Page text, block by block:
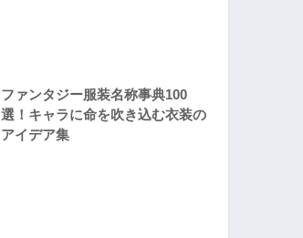
ファンタジー服装名称事典100
選！キャラに命を吹き込む衣装の
アイデア集